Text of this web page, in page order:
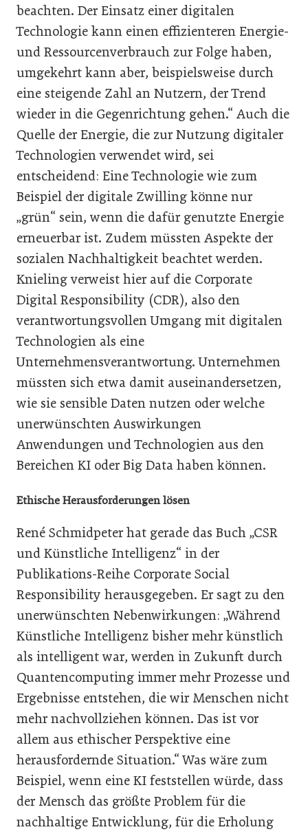
beachten. Der Einsatz einer digitalen
Technologie kann einen effizienteren Energie-
und Ressourcenverbrauch zur Folge haben,
umgekehrt kann aber, beispielsweise durch
eine steigende Zahl an Nutzern, der Trend
wieder in die Gegenrichtung gehen.“ Auch die
Quelle der Energie, die zur Nutzung digitaler
Technologien verwendet wird, sei
entscheidend: Eine Technologie wie zum
Beispiel der digitale Zwilling könne nur
„grün“ sein, wenn die dafür genutzte Energie
erneuerbar ist. Zudem müssten Aspekte der
sozialen Nachhaltigkeit beachtet werden.
Knieling verweist hier auf die Corporate
Digital Responsibility (CDR), also den
verantwortungsvollen Umgang mit digitalen
Technologien als eine
Unternehmensverantwortung. Unternehmen
müssten sich etwa damit auseinandersetzen,
wie sie sensible Daten nutzen oder welche
unerwünschten Auswirkungen
Anwendungen und Technolo­gien aus den
Bereichen KI oder Big Data haben können.
Ethische Herausforderungen lösen
René Schmidpeter hat gerade das Buch „CSR
und Künstliche Intelligenz“ in der
Publikations-Reihe Corporate Social
Responsibility herausgegeben. Er sagt zu den
unerwünschten Nebenwirkungen: „Während
Künstliche Intelligenz bisher mehr künstlich
als intelligent war, werden in Zukunft durch
Quantencomputing immer mehr Prozesse und
Ergebnisse entstehen, die wir Menschen nicht
mehr nachvollziehen können. Das ist vor
allem aus ethischer Perspektive eine
herausfordernde Situation.“ Was wäre zum
Beispiel, wenn eine KI feststellen würde, dass
der Mensch das größte Problem für die
nachhaltige Entwicklung, für die Erholung